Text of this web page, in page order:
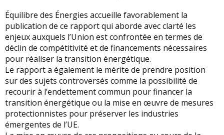
Équilibre des Énergies accueille favorablement la
publication de ce rapport qui aborde avec clarté les
enjeux auxquels l’Union est confrontée en termes de
déclin de compétitivité et de financements nécessaires
pour réaliser la transition énergétique.
Le rapport a également le mérite de prendre position
sur des sujets controversés comme la possibilité de
recourir à l’endettement commun pour financer la
transition énergétique ou la mise en œuvre de mesures
protectionnistes pour préserver les industries
émergentes de l’UE.